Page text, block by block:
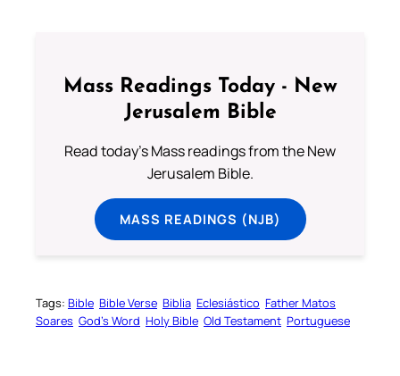
Mass Readings Today - New
Jerusalem Bible
Read today's Mass readings from the New
Jerusalem Bible.
MASS READINGS (NJB)
Tags: Bible Bible Verse Biblia Eclesiástico Father Matos
Soares God’s Word Holy Bible Old Testament Portuguese